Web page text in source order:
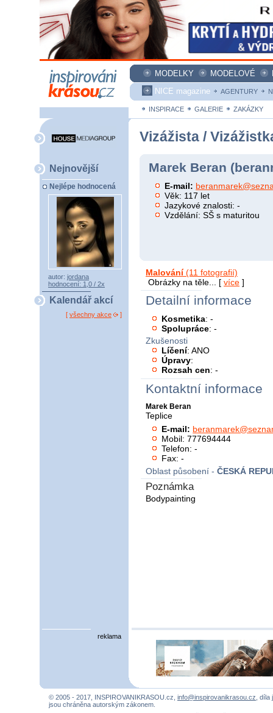
MODELKY MODELOVÉ
NICE magazine
AGENTURY
INSPIRACE GALERIE ZAKÁZKY
Nejnovější
Nejlépe hodnocená
autor: jordana
hodnocení: 1,0 / 2x
Kalendář akcí
[ všechny akce ]
Vizážista /
Marek Beran
E-mail:
Věk: 117 let
Jazykové znalosti: -
Vzdělání: SŠ s maturitou
Malování(11 fotografií)
Obrázky na těle... [ více ]
Detailní informace
Kosmetika: -
Spolupráce: -
Zkušenosti
Líčení: ANO
Úpravy:
Rozsah cen: -
Kontaktní informace
Marek Beran
Teplice
E-mail:
Mobil: 777694444
Telefon: -
Fax: -
Oblast působení - ČESKÁ
Poznámka
Bodypainting
reklama
© 2005 - 2017, INSPIROVANIKRASOU.cz, info@inspirovanikrasou.cz ,
jsou chráněna autorským zákonem.